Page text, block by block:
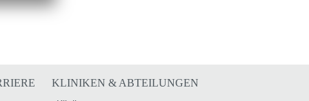
KLINIKEN & ABTEILUNGEN